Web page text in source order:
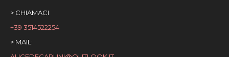
> CHIAMACI
+39 3514522254
> MAIL: